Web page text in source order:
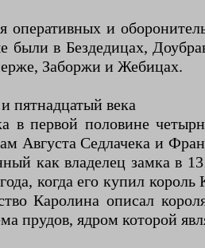
оперативных и
были в Бездедицах,
Заборжи и Жебицах.
пятнадцатый века
в первой половине
Августа Седлачека и
как владелец замка в
когда его купил
Каролина описал
прудов, ядром которой